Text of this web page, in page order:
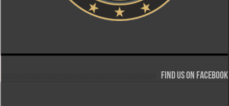
Find us on Facebook